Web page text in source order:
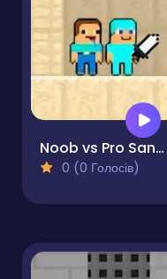
Noob vs Pro Sand island
0 (0 Голосів)